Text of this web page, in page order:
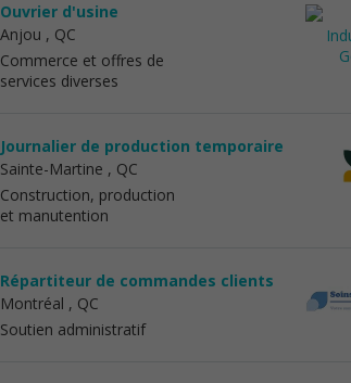
Ouvrier d'usine
Anjou , QC
Commerce et offres de
services diverses
Journalier de production temporaire
Sainte-Martine , QC
Construction, production
et manutention
Répartiteur de commandes clients
Montréal , QC
Soutien administratif